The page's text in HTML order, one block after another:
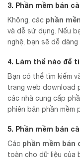
3. Phần mềm bán
Không, các phần
và dễ sử dụng. Nếu
nghệ, bạn sẽ dễ
4. Làm thế nào để
Bạn có thể tìm kiếm
trang web download
các nhà cung cấp
phiên bản phần mềm
5. Phần mềm bán
Các phần mềm bán
toàn cho dữ liệu của